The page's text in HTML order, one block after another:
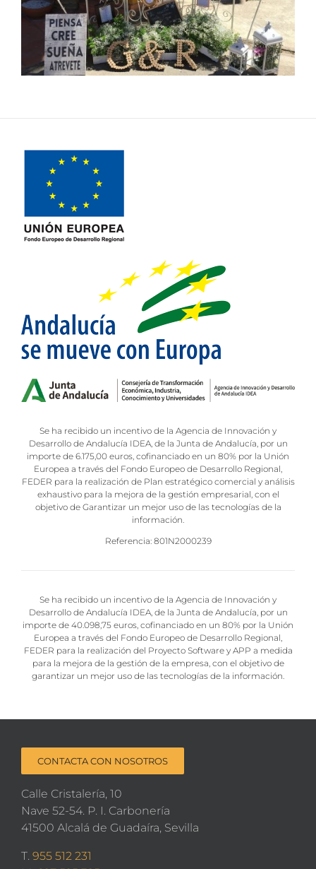
Se ha recibido un incentivo de la Agencia de Innovación y
Desarrollo de Andalucía IDEA, de la Junta de Andalucía, por un
importe de 6.175,00 euros, cofinanciado en un 80% por la Unión
Europea a través del Fondo Europeo de Desarrollo Regional,
FEDER para la realización de Plan estratégico comercial y análisis
exhaustivo para la mejora de la gestión empresarial, con el
objetivo de Garantizar un mejor uso de las tecnologías de la
información.
Referencia: 801N2000239
Se ha recibido un incentivo de la Agencia de Innovación y
Desarrollo de Andalucía IDEA, de la Junta de Andalucía, por un
importe de 40.098,75 euros, cofinanciado en un 80% por la Unión
Europea a través del Fondo Europeo de Desarrollo Regional,
FEDER para la realización del Proyecto Software y APP a medida
para la mejora de la gestión de la empresa, con el objetivo de
garantizar un mejor uso de las tecnologías de la información.
CONTACTA CON NOSOTROS
Calle Cristalería, 10
Nave 52-54. P. I. Carbonería
41500 Alcalá de Guadaíra, Sevilla
T. 955 512 231